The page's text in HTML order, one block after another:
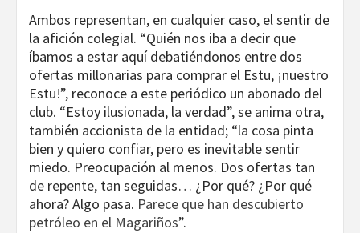
Ambos representan, en cualquier caso, el sentir de
la afición colegial. “Quién nos iba a decir que
íbamos a estar aquí debatiéndonos entre dos
ofertas millonarias para comprar el Estu, ¡nuestro
Estu!”, reconoce a este periódico un abonado del
club. “Estoy ilusionada, la verdad”, se anima otra,
también accionista de la entidad; “la cosa pinta
bien y quiero confiar, pero es inevitable sentir
miedo. Preocupación al menos. Dos ofertas tan
de repente, tan seguidas… ¿Por qué? ¿Por qué
ahora? Algo pasa. Parece que han descubierto
petróleo en el Magariños”.